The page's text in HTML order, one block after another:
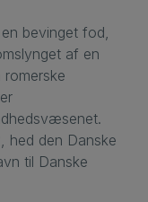
bevinget fod,
af en
hed den Danske
til Danske